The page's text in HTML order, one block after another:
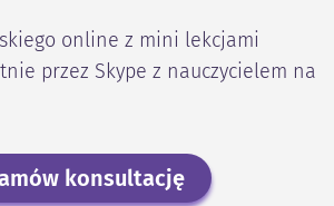
online z mini lekcjami
przez Skype z nauczycielem na
konsultację